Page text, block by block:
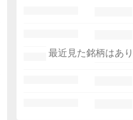
最近見た銘柄はあ